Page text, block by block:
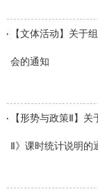
【文体活动】关于
会的通知
【形势与政策Ⅱ】
Ⅱ》课时统计说明的